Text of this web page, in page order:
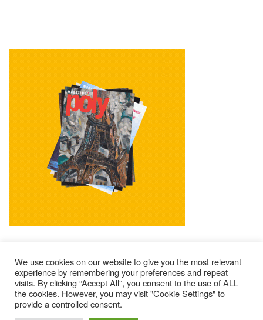
Mentions Légales Contacts
Où Trouver Poly ?
Lire Les Anciens N°
S’abonner À Poly
We use cookies on our website to give you the most relevant
experience by remembering your preferences and repeat
visits. By clicking “Accept All”, you consent to the use of ALL
the cookies. However, you may visit "Cookie Settings" to
provide a controlled consent.